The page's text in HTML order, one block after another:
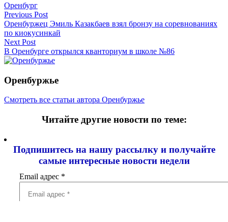
Оренбург
Навигация
по
записям
Previous Post
Оренбуржец Эмиль Казакбаев взял бронзу на соревнованиях
по киокусинкай
Next Post
В Оренбурге открылся кванториум в школе №86
Оренбуржье
Смотреть все статьи автора Оренбуржье
Читайте другие новости по теме:
Подпишитесь на нашу рассылку и получайте
самые интересные новости недели
Email адрес *